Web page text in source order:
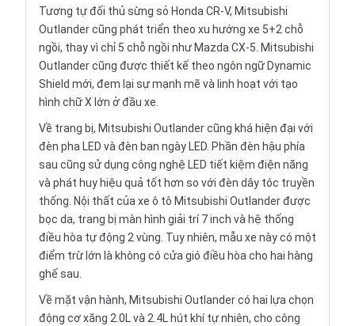
Tương tự đối thủ sừng sỏ Honda CR-V, Mitsubishi
Outlander cũng phát triển theo xu hướng xe 5+2 chỗ
ngồi, thay vì chỉ 5 chỗ ngồi như Mazda CX-5. Mitsubishi
Outlander cũng được thiết kế theo ngôn ngữ Dynamic
Shield mới, đem lại sự mạnh mẽ và linh hoạt với tạo
hình chữ X lớn ở đầu xe.
Về trang bị, Mitsubishi Outlander cũng khá hiện đại với
đèn pha LED và đèn ban ngày LED. Phần đèn hậu phía
sau cũng sử dụng công nghệ LED tiết kiệm điện năng
và phát huy hiệu quả tốt hơn so với đèn dây tóc truyền
thống. Nội thất của xe ô tô Mitsubishi Outlander được
bọc da, trang bị màn hình giải trí 7 inch và hệ thống
điều hòa tự động 2 vùng. Tuy nhiên, mẫu xe này có một
điểm trừ lớn là không có cửa gió điều hòa cho hai hàng
ghế sau.
Về mặt vận hành, Mitsubishi Outlander có hai lựa chọn
động cơ xăng 2.0L và 2.4L hút khí tự nhiên, cho công